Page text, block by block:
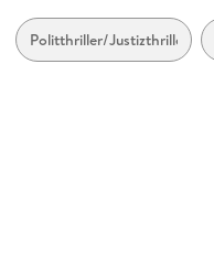
Penguin Random House
Originaltitel
Politthriller/Justizthriller